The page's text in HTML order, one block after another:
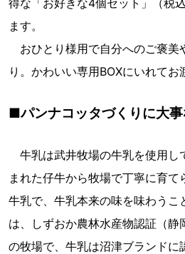
ます。
おひとり様用で自分へのご褒美
り。かわいい専用BOXにいれてお
■パンナコッタづくりに大
牛乳は武井牧場の牛乳を使用し
まれた仔牛から牧場で丁寧に育て
牛乳で、牛乳本来の味を味わうこ
は、しずおか農林水産物認証（静
の牧場で、牛乳は沼津ブランドに